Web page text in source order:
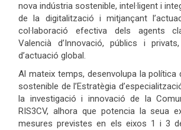
nova indústria sostenible, intel·ligent i
de la digitalització i mitjançant
col·laboració efectiva dels agents
Valencià d’Innovació, públics i
d’actuació global.
Al mateix temps, desenvolupa la política
sostenible de l’Estratègia
la investigació i innovació de la
RIS3CV, alhora que potencia la seua
mesures previstes en els eixos 1 i 3